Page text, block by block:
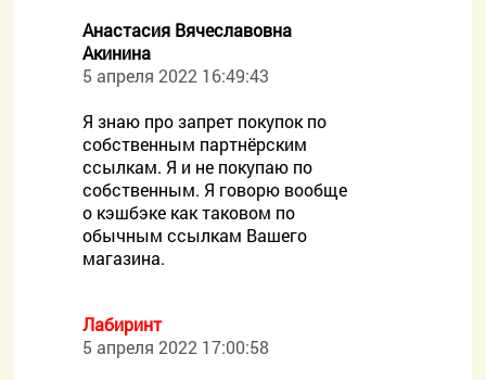
Анастасия Вячеславовна
Акинина
5 апреля 2022 16:49:43
Я знаю про запрет покупок по
собственным партнёрским
ссылкам. Я и не покупаю по
собственным. Я говорю вообще
о кэшбэке как таковом по
обычным ссылкам Вашего
магазина.
Лабиринт
5 апреля 2022 17:00:58